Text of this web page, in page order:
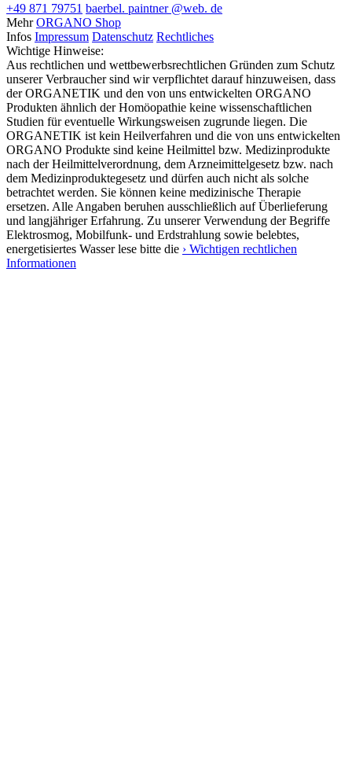
+49 871 79751 baerbel. paintner @web. de
Mehr ORGANO Shop
Infos Impressum Datenschutz Rechtliches
Wichtige Hinweise:
Aus rechtlichen und wettbewerbsrechtlichen Gründen zum Schutz
unserer Verbraucher sind wir verpflichtet darauf hinzuweisen, dass
der ORGANETIK und den von uns entwickelten ORGANO
Produkten ähnlich der Homöopathie keine wissenschaftlichen
Studien für eventuelle Wirkungsweisen zugrunde liegen. Die
ORGANETIK ist kein Heilverfahren und die von uns entwickelten
ORGANO Produkte sind keine Heilmittel bzw. Medizinprodukte
nach der Heilmittelverordnung, dem Arzneimittelgesetz bzw. nach
dem Medizinproduktegesetz und dürfen auch nicht als solche
betrachtet werden. Sie können keine medizinische Therapie
ersetzen. Alle Angaben beruhen ausschließlich auf Überlieferung
und langjähriger Erfahrung. Zu unserer Verwendung der Begriffe
Elektrosmog, Mobilfunk- und Erdstrahlung sowie belebtes,
energetisiertes Wasser lese bitte die › Wichtigen rechtlichen
Informationen